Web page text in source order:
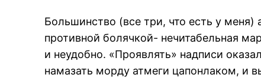
Большинство (все три, что есть у меня)
противной болячкой- нечитабельная
и неудобно. «Проявлять» надписи
намазать морду атмеги цапонлаком, и